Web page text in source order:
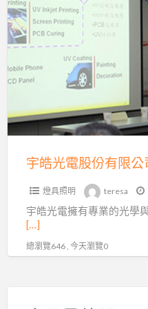
皓
光
電
股
份
限
公
宇皓光電股份有限公
燈具照明 teresa
宇皓光電擁有專業的光學
[…]
總瀏覽646 , 今天瀏覽0